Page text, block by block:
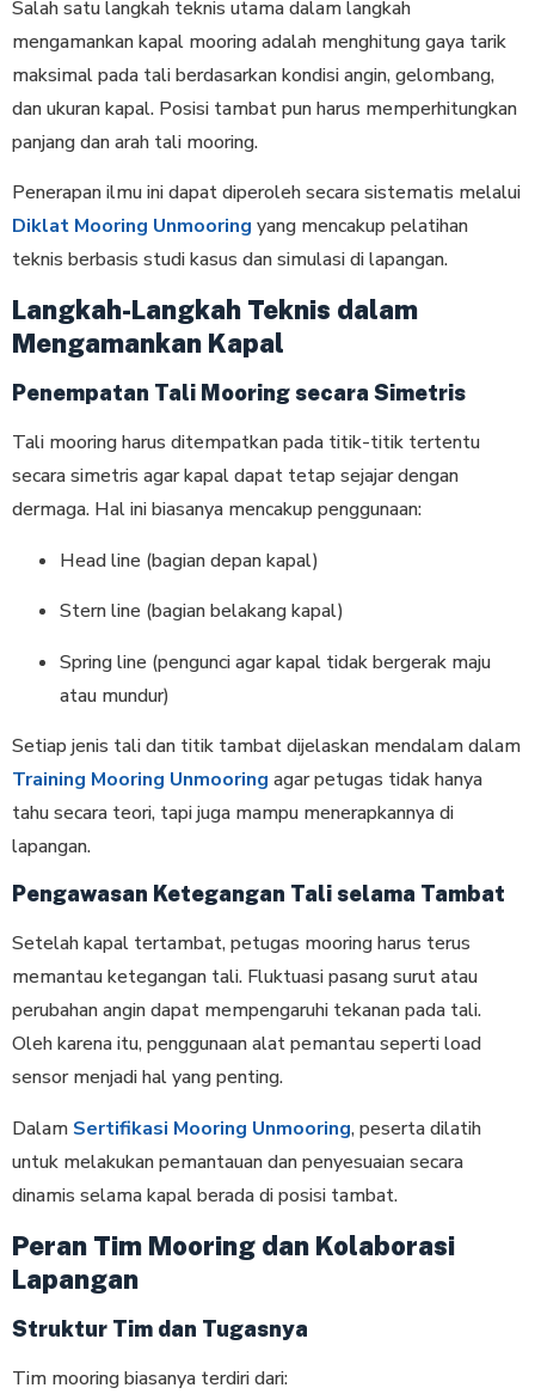
Salah satu langkah teknis utama dalam langkah
mengamankan kapal mooring adalah menghitung gaya tarik
maksimal pada tali berdasarkan kondisi angin, gelombang,
dan ukuran kapal. Posisi tambat pun harus memperhitungkan
panjang dan arah tali mooring.
Penerapan ilmu ini dapat diperoleh secara sistematis melalui
Diklat Mooring Unmooring yang mencakup pelatihan
teknis berbasis studi kasus dan simulasi di lapangan.
Langkah-Langkah Teknis dalam
Mengamankan Kapal
Penempatan Tali Mooring secara Simetris
Tali mooring harus ditempatkan pada titik-titik tertentu
secara simetris agar kapal dapat tetap sejajar dengan
dermaga. Hal ini biasanya mencakup penggunaan:
Head line (bagian depan kapal)
Stern line (bagian belakang kapal)
Spring line (pengunci agar kapal tidak bergerak maju
atau mundur)
Setiap jenis tali dan titik tambat dijelaskan mendalam dalam
Training Mooring Unmooring agar petugas tidak hanya
tahu secara teori, tapi juga mampu menerapkannya di
lapangan.
Pengawasan Ketegangan Tali selama Tambat
Setelah kapal tertambat, petugas mooring harus terus
memantau ketegangan tali. Fluktuasi pasang surut atau
perubahan angin dapat mempengaruhi tekanan pada tali.
Oleh karena itu, penggunaan alat pemantau seperti load
sensor menjadi hal yang penting.
Dalam Sertifikasi Mooring Unmooring, peserta dilatih
untuk melakukan pemantauan dan penyesuaian secara
dinamis selama kapal berada di posisi tambat.
Peran Tim Mooring dan Kolaborasi
Lapangan
Struktur Tim dan Tugasnya
Tim mooring biasanya terdiri dari: